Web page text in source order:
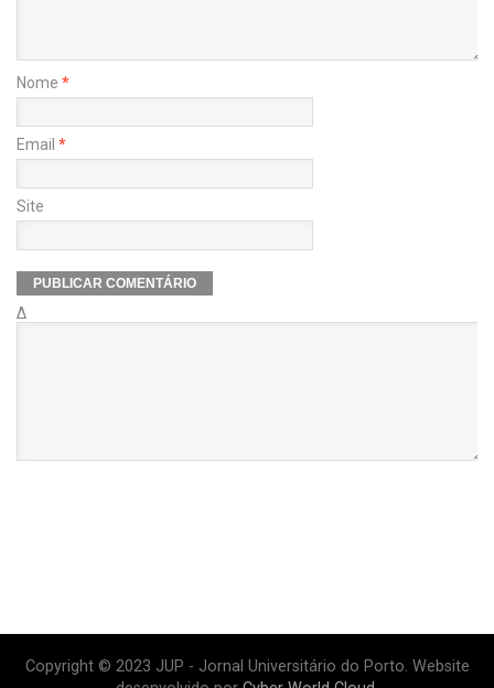
Nome *
Email *
Site
Δ
Copyright © 2023 JUP - Jornal Universitário do Porto. Website